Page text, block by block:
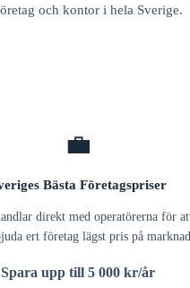
och kontor i hela Sverige.
💼
Bästa Företagspriser
direkt med operatörerna för
ert företag lägst pris på
Spara upp till 5 000 kr/år